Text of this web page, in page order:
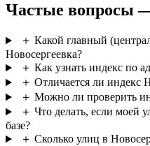
Частые вопросы
＋ Какой главный
Новосергеевка?
＋ Как узнать индекс по
＋ Отличается ли индекс
＋ Можно ли проверить
＋ Что делать, если моей
базе?
＋ Сколько улиц в